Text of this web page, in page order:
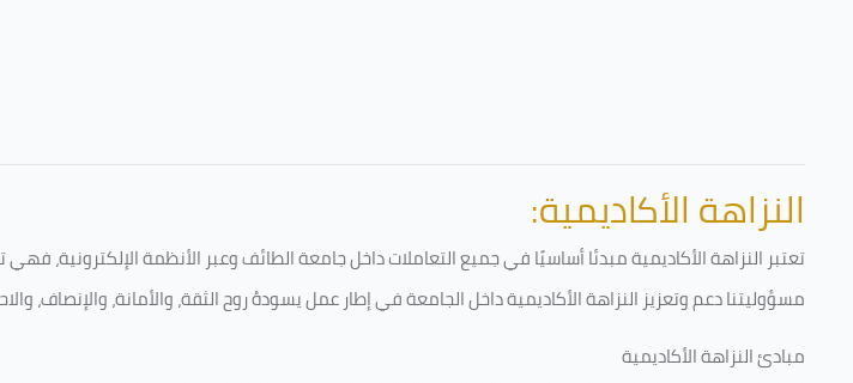
النزاهة الأكاديمية:
تعتبر النزاهة الأكاديمية مبدئا أساسيًا في جميع التعاملات داخل جامعة الطائف وعبر الأنظمة الإلكترونية،
مسؤوليتنا دعم وتعزيز النزاهة الأكاديمية داخل الجامعة في إطار عمل يسودهُ روح الثقة، والأمانة، والإنصاف،
مبادئ النزاهة الأكاديمية